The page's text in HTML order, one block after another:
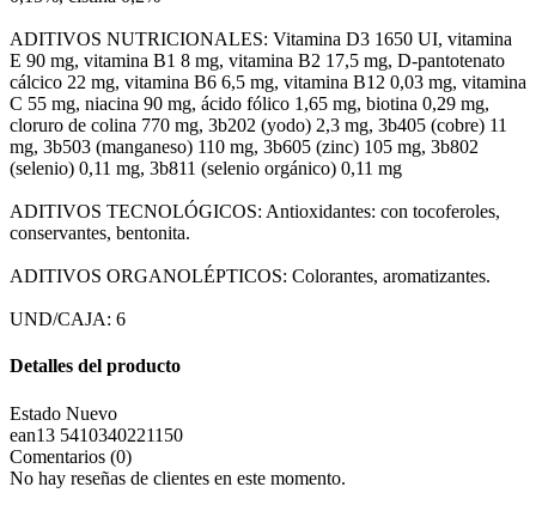
ADITIVOS NUTRICIONALES: Vitamina D3 1650 UI, vitamina
E 90 mg, vitamina B1 8 mg, vitamina B2 17,5 mg, D-pantotenato
cálcico 22 mg, vitamina B6 6,5 mg, vitamina B12 0,03 mg, vitamina
C 55 mg, niacina 90 mg, ácido fólico 1,65 mg, biotina 0,29 mg,
cloruro de colina 770 mg, 3b202 (yodo) 2,3 mg, 3b405 (cobre) 11
mg, 3b503 (manganeso) 110 mg, 3b605 (zinc) 105 mg, 3b802
(selenio) 0,11 mg, 3b811 (selenio orgánico) 0,11 mg
ADITIVOS TECNOLÓGICOS: Antioxidantes: con tocoferoles,
conservantes, bentonita.
ADITIVOS ORGANOLÉPTICOS: Colorantes, aromatizantes.
UND/CAJA: 6
Detalles del producto
Estado Nuevo
ean13 5410340221150
Comentarios (0)
No hay reseñas de clientes en este momento.